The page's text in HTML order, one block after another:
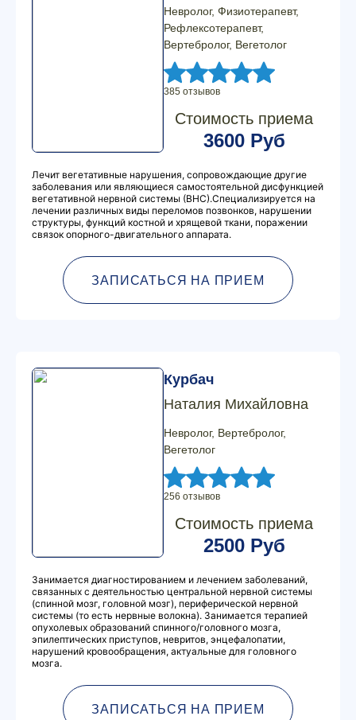
Невролог, Физиотерапевт,
Рефлексотерапевт,
Вертебролог, Вегетолог
385 отзывов
Стоимость приема
3600 Руб
Лечит вегетативные нарушения, сопровождающие другие
заболевания или являющиеся самостоятельной дисфункцией
вегетативной нервной системы (ВНС).Специализируется на
лечении различных виды переломов позвонков, нарушении
структуры, функций костной и хрящевой ткани, поражении
связок опорного-двигательного аппарата.
ЗАПИСАТЬСЯ НА ПРИЕМ
Курбач
Наталия Михайловна
Невролог, Вертебролог,
Вегетолог
256 отзывов
Стоимость приема
2500 Руб
Занимается диагностированием и лечением заболеваний,
связанных с деятельностью центральной нервной системы
(спинной мозг, головной мозг), периферической нервной
системы (то есть нервные волокна). Занимается терапией
опухолевых образований спинного/головного мозга,
эпилептических приступов, невритов, энцефалопатии,
нарушений кровообращения, актуальные для головного
мозга.
ЗАПИСАТЬСЯ НА ПРИЕМ